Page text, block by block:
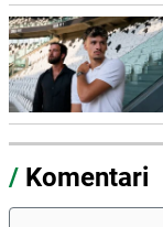
/ Komentari